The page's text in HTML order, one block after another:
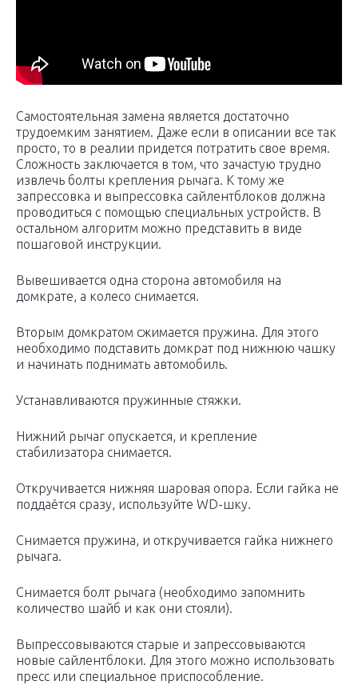
Самостоятельная замена является достаточно
трудоемким занятием. Даже если в описании все так
просто, то в реалии придется потратить свое время.
Сложность заключается в том, что зачастую трудно
извлечь болты крепления рычага. К тому же
запрессовка и выпрессовка сайлентблоков должна
проводиться с помощью специальных устройств. В
остальном алгоритм можно представить в виде
пошаговой инструкции.
Вывешивается одна сторона автомобиля на
домкрате, а колесо снимается.
Вторым домкратом сжимается пружина. Для этого
необходимо подставить домкрат под нижнюю чашку
и начинать поднимать автомобиль.
Устанавливаются пружинные стяжки.
Нижний рычаг опускается, и крепление
стабилизатора снимается.
Откручивается нижняя шаровая опора. Если гайка не
поддаётся сразу, используйте WD-шку.
Снимается пружина, и откручивается гайка нижнего
рычага.
Снимается болт рычага (необходимо запомнить
количество шайб и как они стояли).
Выпрессовываются старые и запрессовываются
новые сайлентблоки. Для этого можно использовать
пресс или специальное приспособление.